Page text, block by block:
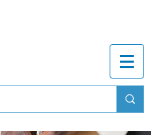
RHEIN-